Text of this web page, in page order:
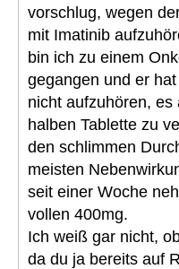
vorschlug, wegen
mit Imatinib
bin ich zu einem
gegangen und er
nicht aufzuhören, es
halben Tablette zu
den schlimmen
meisten
seit einer Woche
vollen 400mg.
Ich weiß gar nicht,
da du ja bereits auf